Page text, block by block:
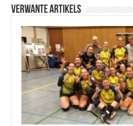
Verwante artikels